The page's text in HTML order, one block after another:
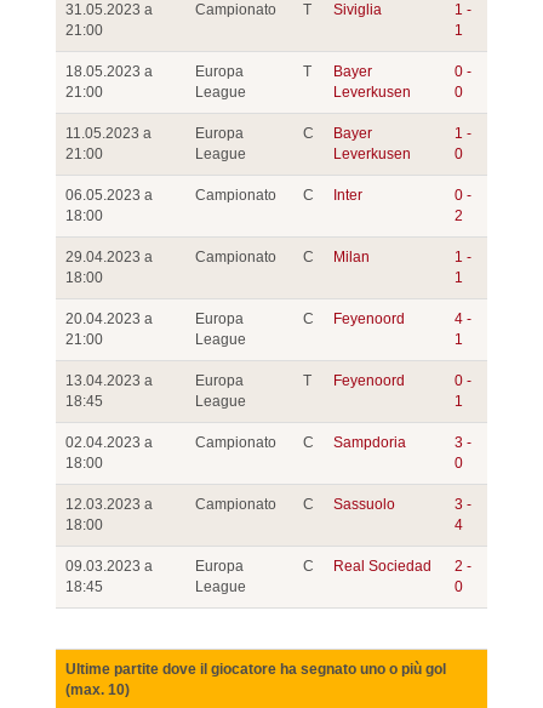
31.05.2023 a
21:00
Campionato T Siviglia
1 -
1
18.05.2023 a
21:00
Europa
League
T
Bayer
Leverkusen
0 -
0
11.05.2023 a
21:00
Europa
League
C
Bayer
Leverkusen
1 -
0
06.05.2023 a
18:00
Campionato C Inter
0 -
2
29.04.2023 a
18:00
Campionato C Milan
1 -
1
20.04.2023 a
21:00
Europa
League
C Feyenoord
4 -
1
13.04.2023 a
18:45
Europa
League
T Feyenoord
0 -
1
02.04.2023 a
18:00
Campionato C Sampdoria
3 -
0
12.03.2023 a
18:00
Campionato C Sassuolo
3 -
4
09.03.2023 a
18:45
Europa
League
C Real Sociedad
2 -
0
Ultime partite dove il giocatore ha segnato uno o più gol
(max. 10)